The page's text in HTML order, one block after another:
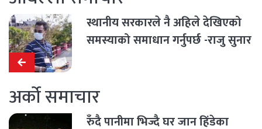
स्थानीय सरकारले नै अहिले देखिएको
समस्याको समाधान गर्नुपर्छ -राजु सुनार
अर्को समाचार
रुँदै पानीमा भिज्दै घर जान हिंडेका